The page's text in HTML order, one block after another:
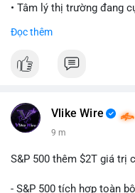
• Tâm lý thị trường đang
• CoinGecko Trending:
Tesla, Apple.
• Google Trends Việt
• Tin tức quốc tế: Nga
Đọc thêm
Vlike Wire
9 m
S&P 500 thêm $2T giá trị
- S&P 500 tích hợp toàn